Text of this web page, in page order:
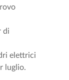
di
elettrici
luglio.